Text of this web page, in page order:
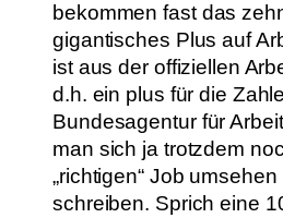
bekommen fast das
gigantisches Plus auf
ist aus der offiziellen
d.h. ein plus für die
Bundesagentur für
man sich ja trotzdem
„richtigen“ Job
schreiben. Sprich eine